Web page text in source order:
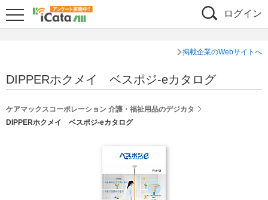
ログイン
掲載企業のWebサイトへ
DIPPERホクメイ ベスポジ-eカタログ
ケアマックスコーポレーション 介護・福祉用品のデジカタ
DIPPERホクメイ ベスポジ-eカタログ